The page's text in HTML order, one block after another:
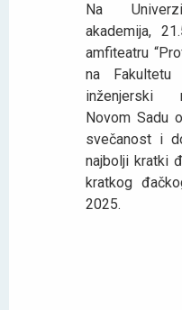
Na
akademija,
amfiteatru
na
inženjerski
Novom Sadu
svečanost i
najbolji kratki
kratkog
2025.